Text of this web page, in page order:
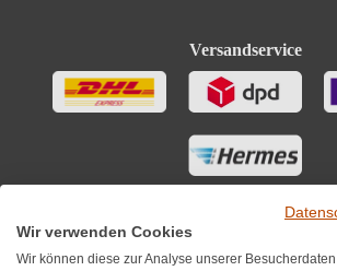
Versandservice
Wir verwenden Cookies
Wir können diese zur Analyse unserer